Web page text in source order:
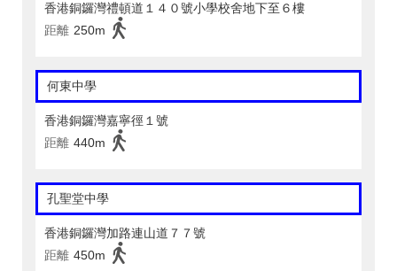
香港銅鑼灣禮頓道１４０號小學校舍地下至６樓
距離 250m
何東中學
香港銅鑼灣嘉寧徑１號
距離 440m
孔聖堂中學
香港銅鑼灣加路連山道７７號
距離 450m